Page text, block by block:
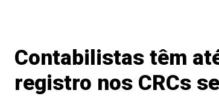
Contabilistas têm
registro nos CRCs